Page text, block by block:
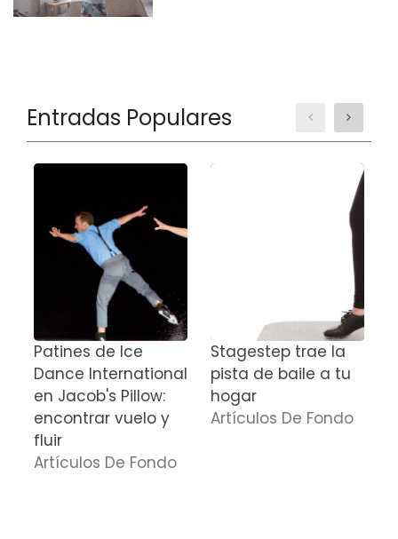
Entradas Populares
Patines de Ice
Dance International
en Jacob's Pillow:
encontrar vuelo y
fluir
Artículos De Fondo
Stagestep trae la
pista de baile a tu
hogar
Artículos De Fondo